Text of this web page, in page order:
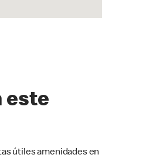
este
útiles amenidades en